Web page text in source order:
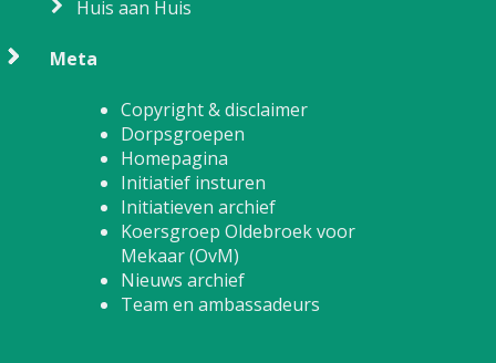
Huis aan Huis
Meta
Copyright & disclaimer
Dorpsgroepen
Homepagina
Initiatief insturen
Initiatieven archief
Koersgroep Oldebroek voor
Mekaar (OvM)
Nieuws archief
Team en ambassadeurs